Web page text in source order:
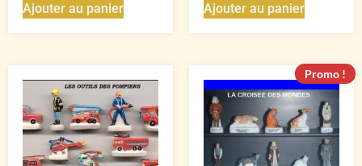
Ajouter au panier Ajouter au panier
Promo !